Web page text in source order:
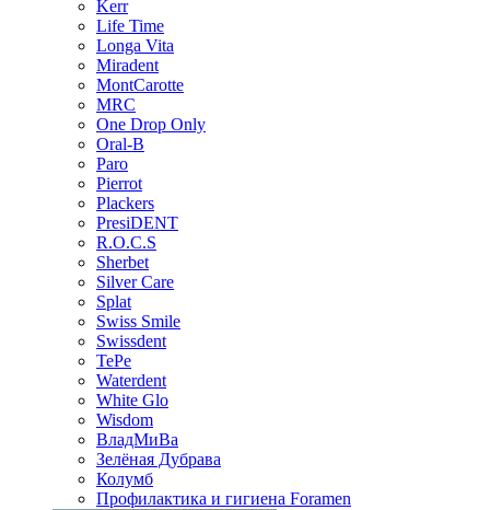
Kerr
Life Time
Longa Vita
Miradent
MontCarotte
MRC
One Drop Only
Oral-B
Paro
Pierrot
Plackers
PresiDENT
R.O.C.S
Sherbet
Silver Care
Splat
Swiss Smile
Swissdent
TePe
Waterdent
White Glo
Wisdom
ВладМиВа
Зелёная Дубрава
Колумб
Профилактика и гигиена Foramen